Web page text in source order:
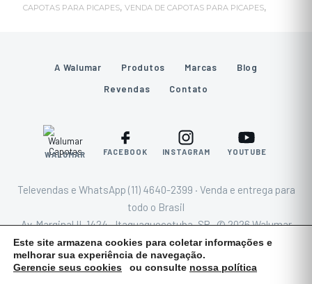
CAPOTAS PARA PICAPES, VENDA DE CAPOTAS PARA PICAPES,
A Walumar Produtos Marcas
Blog
Revendas
Contato
WALUMAR FACEBOOK INSTAGRAM YOUTUBE
Televendas e WhatsApp (11) 4640-2399 · Venda e entrega para
todo o Brasil
Av. Marginal II, 1424 · Itaquaquecetuba–SP · © 2026 Walumar
Capotas
Este site armazena cookies para coletar informações e
melhorar sua experiência de navegação.
Gerencie seus cookies
ou consulte nossa política